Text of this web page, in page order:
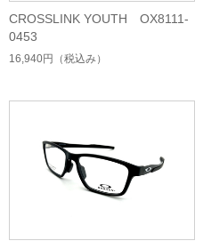
CROSSLINK YOUTH OX8111-
0453
16,940円 （税込み）